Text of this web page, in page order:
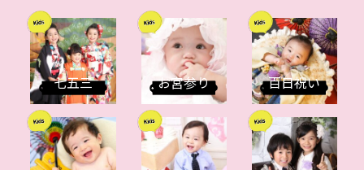
七五三 お宮参り 百日祝い